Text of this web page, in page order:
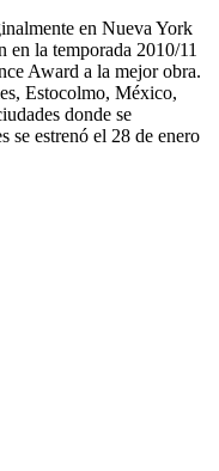
en Nueva York
en la temporada 2010/11
Award a la mejor obra.
Estocolmo, México,
donde se
se estrenó el 28 de enero